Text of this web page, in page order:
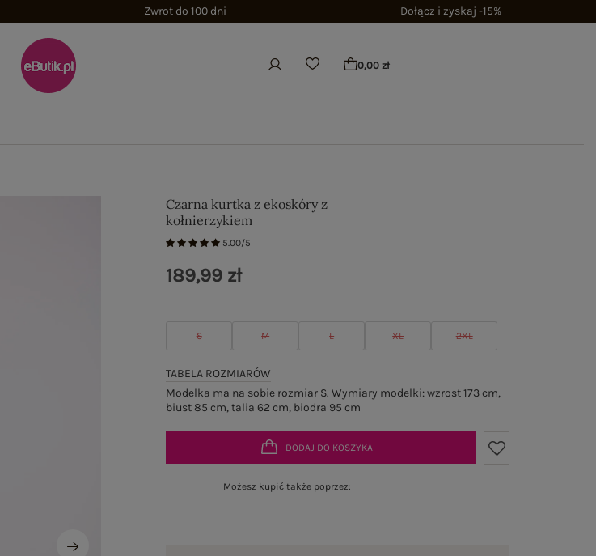
Zwrot do 100 dni Dołącz i zyskaj -15%
0,00 zł
Czarna kurtka z ekoskóry z
kołnierzykiem
5.00/5
S M L XL 2XL
TABELA ROZMIARÓW
Modelka ma na sobie rozmiar S. Wymiary modelki: wzrost 173 cm,
biust 85 cm, talia 62 cm, biodra 95 cm
189,99 zł
DODAJ DO KOSZYKA
Możesz kupić także poprzez: